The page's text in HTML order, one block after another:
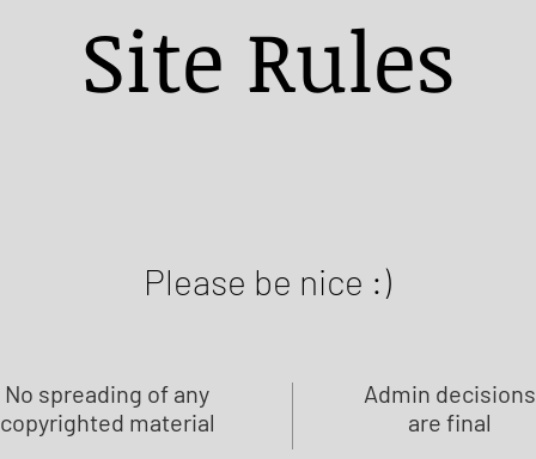
Site Rules
Please be nice :)
No spreading of any
copyrighted material
Admin decisions
are final